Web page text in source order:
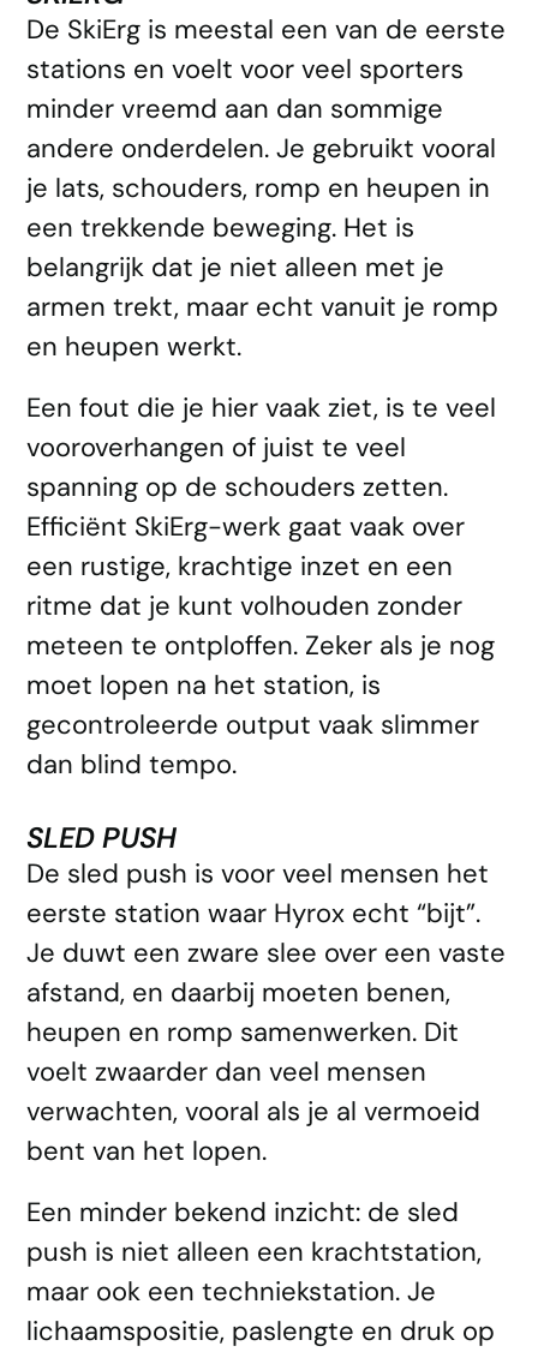
De SkiErg is meestal een van de eerste
stations en voelt voor veel sporters
minder vreemd aan dan sommige
andere onderdelen. Je gebruikt vooral
je lats, schouders, romp en heupen in
een trekkende beweging. Het is
belangrijk dat je niet alleen met je
armen trekt, maar echt vanuit je romp
en heupen werkt.
Een fout die je hier vaak ziet, is te veel
vooroverhangen of juist te veel
spanning op de schouders zetten.
Efficiënt SkiErg-werk gaat vaak over
een rustige, krachtige inzet en een
ritme dat je kunt volhouden zonder
meteen te ontploffen. Zeker als je nog
moet lopen na het station, is
gecontroleerde output vaak slimmer
dan blind tempo.
SLED PUSH
De sled push is voor veel mensen het
eerste station waar Hyrox echt “bijt”.
Je duwt een zware slee over een vaste
afstand, en daarbij moeten benen,
heupen en romp samenwerken. Dit
voelt zwaarder dan veel mensen
verwachten, vooral als je al vermoeid
bent van het lopen.
Een minder bekend inzicht: de sled
push is niet alleen een krachtstation,
maar ook een techniekstation. Je
lichaamspositie, paslengte en druk op